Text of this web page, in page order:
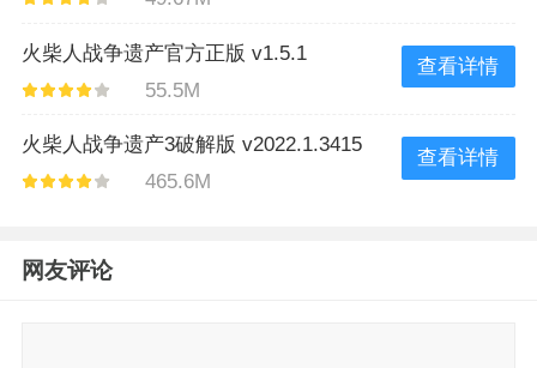
火柴人战争遗产官方正版 v1.5.1
55.5M
查看详情
火柴人战争遗产3破解版 v2022.1.3415
465.6M
查看详情
网友评论